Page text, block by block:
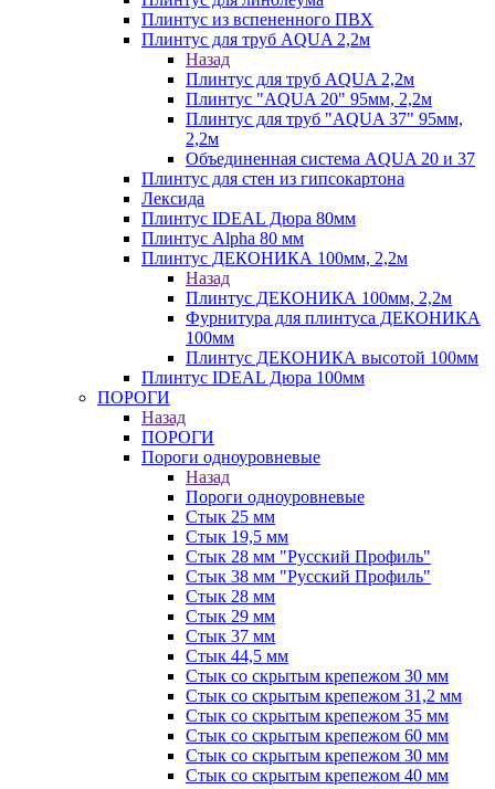
Плинтус из вспененного ПВХ
Плинтус для труб AQUA 2,2м
Назад
Плинтус для труб AQUA 2,2м
Плинтус "AQUA 20" 95мм, 2,2м
Плинтус для труб "AQUA 37" 95мм,
2,2м
Объединенная система AQUA 20 и 37
Плинтус для стен из гипсокартона
Лексида
Плинтус IDEAL Дюра 80мм
Плинтус Alpha 80 мм
Плинтус ДЕКОНИКА 100мм, 2,2м
Назад
Плинтус ДЕКОНИКА 100мм, 2,2м
Фурнитура для плинтуса ДЕКОНИКА
100мм
Плинтус ДЕКОНИКА высотой 100мм
Плинтус IDEAL Дюра 100мм
ПОРОГИ
Назад
ПОРОГИ
Пороги одноуровневые
Назад
Пороги одноуровневые
Стык 25 мм
Стык 19,5 мм
Стык 28 мм "Русский Профиль"
Стык 38 мм "Русский Профиль"
Стык 28 мм
Стык 29 мм
Стык 37 мм
Стык 44,5 мм
Стык со скрытым крепежом 30 мм
Стык со скрытым крепежом 31,2 мм
Стык со скрытым крепежом 35 мм
Стык со скрытым крепежом 60 мм
Стык со скрытым крепежом 30 мм
Стык со скрытым крепежом 40 мм